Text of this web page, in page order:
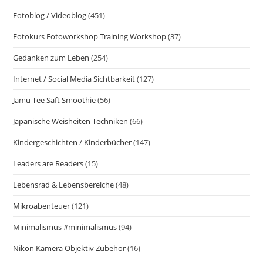
Fotoblog / Videoblog(451)
Fotokurs Fotoworkshop Training Workshop(37)
Gedanken zum Leben (254)
Internet / Social Media Sichtbarkeit(127)
Jamu Tee Saft Smoothie(56)
Japanische Weisheiten Techniken (66)
Kindergeschichten / Kinderbücher(147)
Leaders are Readers(15)
Lebensrad & Lebensbereiche(48)
Mikroabenteuer(121)
Minimalismus #minimalismus(94)
Nikon Kamera Objektiv Zubehör(16)